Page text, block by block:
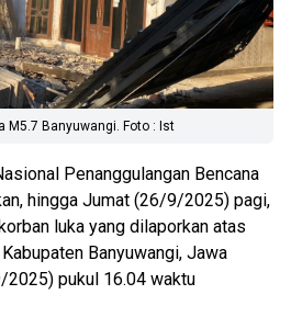
M5.7 Banyuwangi. Foto : Ist
Penanggulangan Bencana
hingga Jumat (26/9/2025) pagi,
luka yang dilaporkan atas
Banyuwangi, Jawa
pukul 16.04 waktu